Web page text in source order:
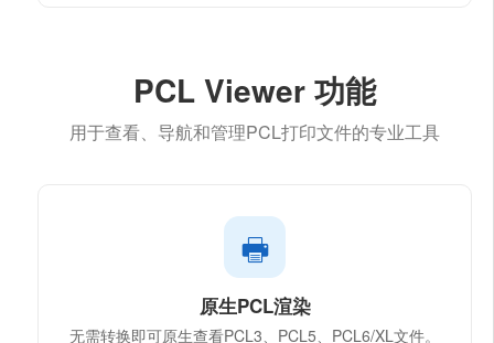
PCL Viewer 功能
用于查看、导航和管理PCL打印文件的专业工具
🖶
原生PCL渲染
无需转换即可原生查看PCL3、PCL5、PCL6/XL文件。